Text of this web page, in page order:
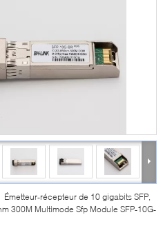
Émetteur-récepteur de 10 gigabits SFP,
300M Multimode Sfp Module SFP-10G-